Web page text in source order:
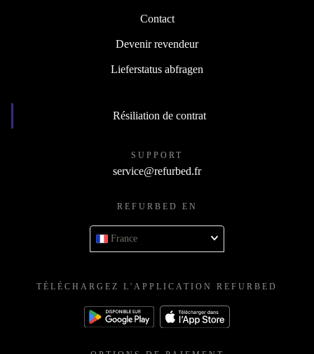
Contact
Devenir revendeur
Lieferstatus abfragen
Résiliation de contrat
SUPPORT
service@refurbed.fr
REFURBED EN
France
TÉLÉCHARGEZ L'APPLICATION REFURBED